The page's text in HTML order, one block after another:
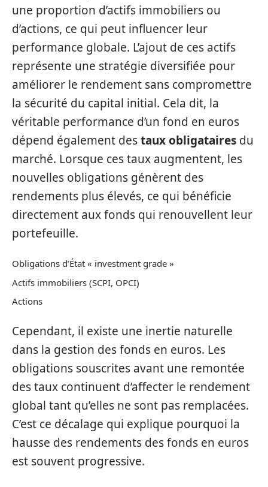
une proportion d’actifs immobiliers ou
d’actions, ce qui peut influencer leur
performance globale. L’ajout de ces actifs
représente une stratégie diversifiée pour
améliorer le rendement sans compromettre
la sécurité du capital initial. Cela dit, la
véritable performance d’un fond en euros
dépend également destaux obligataires du
marché. Lorsque ces taux augmentent, les
nouvelles obligations génèrent des
rendements plus élevés, ce qui bénéficie
directement aux fonds qui renouvellent leur
portefeuille.
Obligations d’État « investment grade »
Actifs immobiliers (SCPI, OPCI)
Actions
Cependant, il existe une inertie naturelle
dans la gestion des fonds en euros. Les
obligations souscrites avant une remontée
des taux continuent d’affecter le rendement
global tant qu’elles ne sont pas remplacées.
C’est ce décalage qui explique pourquoi la
hausse des rendements des fonds en euros
est souvent progressive.